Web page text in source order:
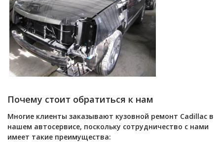
Почему стоит обратиться к нам
Многие клиенты заказывают кузовной ремонт Cadillac в
нашем автосервисе, поскольку сотрудничество с нами
имеет такие преимущества: